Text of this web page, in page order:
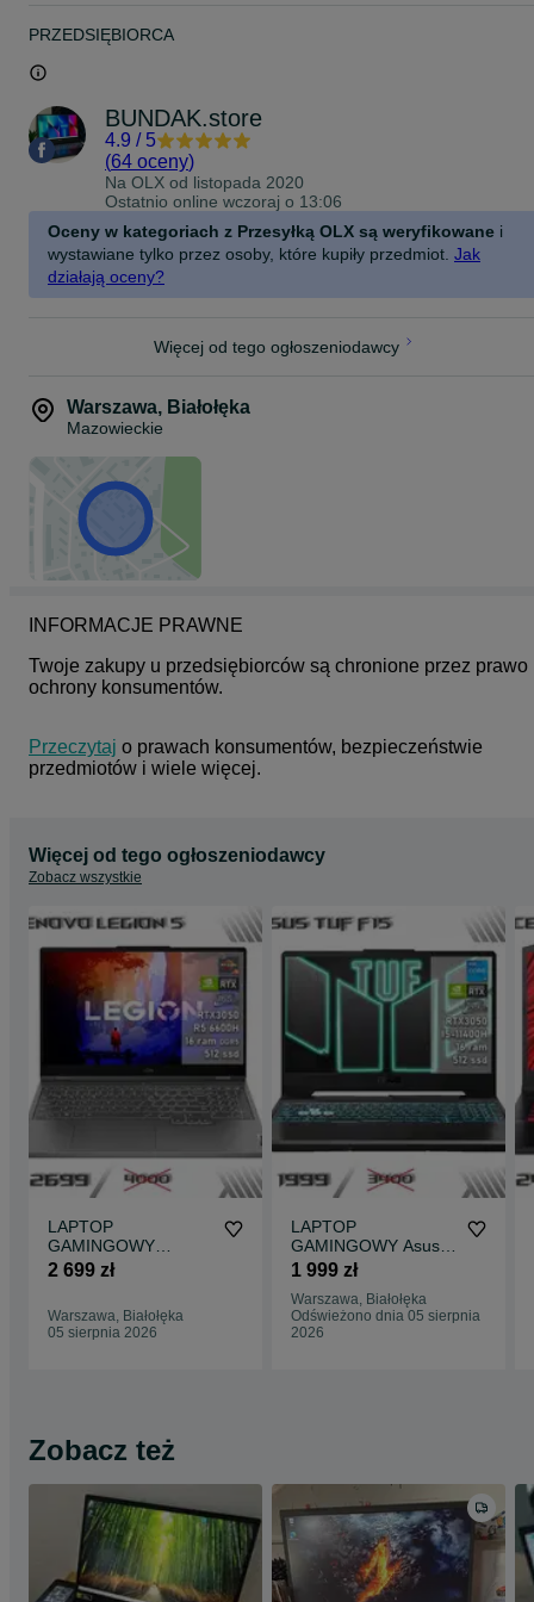
Gotowy do gier takich jak CS2, Fortnite, GTA V, Warzone – bez
laptop dla gracza, notebook gamingowy, sprzęt dla gracza, szybki
laptop, laptop z gwarancją, laptop do gamingu, laptop do FPS,
laptop do e-sportu, laptop do streamowania, laptop do
przenośny komputer do gier, laptop do grania, laptop dla
laptop na prezent, laptop dla nastolatka, laptop do domu i gier
PRZEDSIĘBIORCA
BUNDAK.store
4.9 / 5
(64 oceny)
Na OLX od listopada 2020
Ostatnio online wczoraj o 13:06
Oceny w kategoriach z Przesyłką OLX są weryfikowane i
wystawiane tylko przez osoby, które kupiły przedmiot. Jak
działają oceny?
Więcej od tego ogłoszeniodawcy
Warszawa, Białołęka
Mazowieckie
INFORMACJE PRAWNE
Twoje zakupy u przedsiębiorców są chronione przez prawo
ochrony konsumentów.
Przeczytaj o prawach konsumentów, bezpieczeństwie
przedmiotów i wiele więcej.
Więcej od tego ogłoszeniodawcy
Zobacz wszystkie
LAPTOP
GAMINGOWY
Lenovo Legion 5 RTX
2 699 zł
Warszawa, Białołęka
05 sierpnia 2026
LAPTOP
GAMINGOWY Asus
TUF F15 RTX 3050
1 999 zł
Warszawa, Białołęka
Odświeżono dnia 05 sierpnia
2026
Zobacz też